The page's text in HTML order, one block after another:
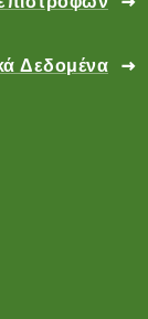
Δεδομένα